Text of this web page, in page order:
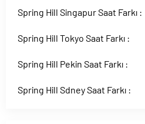
Spring Hill Singapur Saat Farkı :
Spring Hill Tokyo Saat Farkı :
Spring Hill Pekin Saat Farkı :
Spring Hill Sdney Saat Farkı :